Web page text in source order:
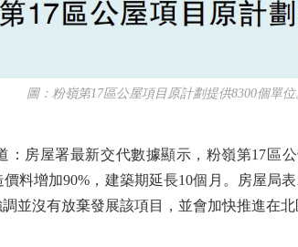
圖：粉嶺第17區公屋項目原計劃提供8300個單位
屋署最新交代數據顯示，粉嶺第17區公
料增加90%，建築期延長10個月。房屋局
並沒有放棄發展該項目，並會加快推進在